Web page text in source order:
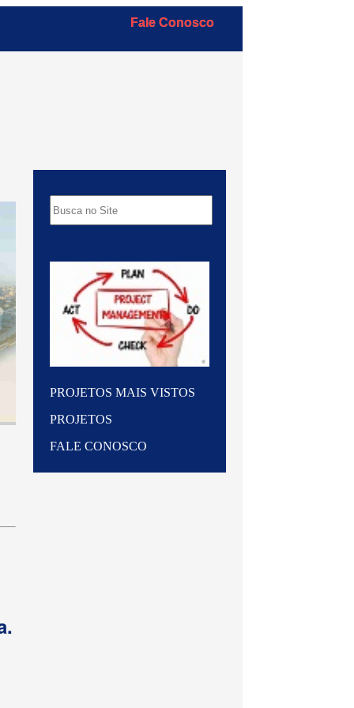
Fale Conosco
PROJETOS MAIS VISTOS
PROJETOS
FALE CONOSCO